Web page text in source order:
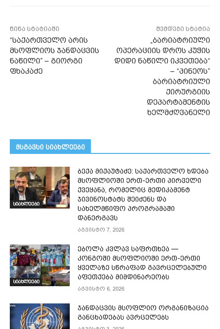
წინა სტატიაში
“საქართველო არის
მსოფლიოს ჯანდაცვის
ნაწილი” – გიორგი
ფხაკაძე
შემდეგი სტატია
„ბარიატრიული
ოპერაციის დროს კუჭის
დიდი ნაწილი იკვეთება“
– “პინეოს”
ბარიატრიული
ქირურგიის
დეპარტამენტის
ხელმძღვანელი
მსგავსი სიახლეები
სიახლეები
ბექა მიქაუტაძე: საქართველო ხდება
მსოფლიოში ერთ-ერთი პირველი
ქვეყანა, რომელიც მედიკამენტ
ჯივინოსტატს შეიძენს და
სახელმწიფო პროგრამაში
დანერგავს
აგვისტო 7, 2026
სიახლეები
ებოლა კვლავ საფრთხეა —
კონგოში მსოფლიოში ერთ-ერთი
ყველაზე სწრაფად გავრცელებული
აფეთქება მიმდინარეობს
აგვისტო 6, 2026
ჯანდაცვის მსოფლიო ორგანიზაცია
განცხადებას ავრცელებს